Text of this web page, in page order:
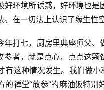
好环境所诱惑，好环境也
在一切法上认识了缘生性
年打七，厨房里典座师父
参者，就是点心，点点这
有这种情况发生。我们做
的禅堂“放参”的麻油饭特